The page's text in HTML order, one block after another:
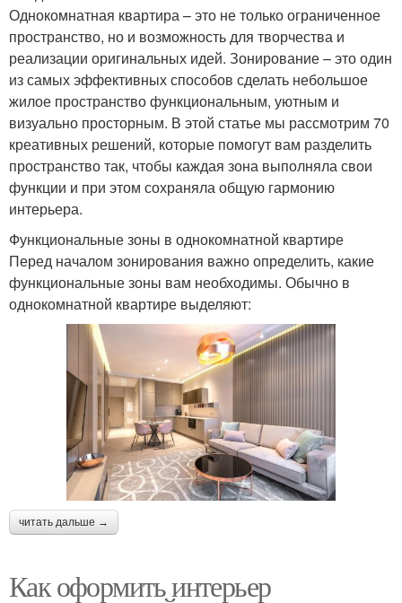
Однокомнатная квартира – это не только ограниченное
пространство, но и возможность для творчества и
реализации оригинальных идей. Зонирование – это один
из самых эффективных способов сделать небольшое
жилое пространство функциональным, уютным и
визуально просторным. В этой статье мы рассмотрим 70
креативных решений, которые помогут вам разделить
пространство так, чтобы каждая зона выполняла свои
функции и при этом сохраняла общую гармонию
интерьера.
Функциональные зоны в однокомнатной квартире
Перед началом зонирования важно определить, какие
функциональные зоны вам необходимы. Обычно в
однокомнатной квартире выделяют:
читать дальше →
Как оформить интерьер